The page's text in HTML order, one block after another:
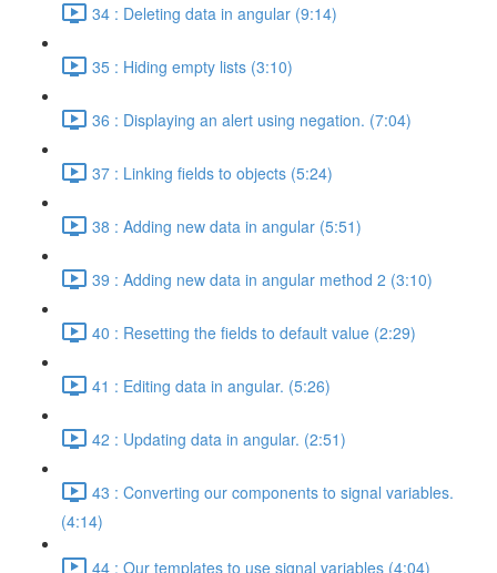
34 : Deleting data in angular (9:14)
35 : Hiding empty lists (3:10)
36 : Displaying an alert using negation. (7:04)
37 : Linking fields to objects (5:24)
38 : Adding new data in angular (5:51)
39 : Adding new data in angular method 2 (3:10)
40 : Resetting the fields to default value (2:29)
41 : Editing data in angular. (5:26)
42 : Updating data in angular. (2:51)
43 : Converting our components to signal variables.
(4:14)
44 : Our templates to use signal variables (4:04)